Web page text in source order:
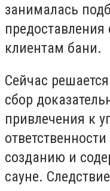
занималась
предоставления
клиентам бани.
Сейчас
сбор
привлечения к
созданию и
сауне.